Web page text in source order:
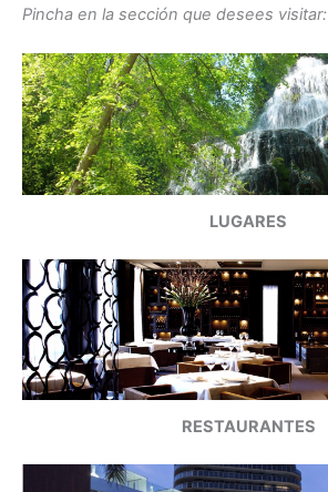
Pincha en la sección que desees visitar:
LUGARES
RESTAURANTES